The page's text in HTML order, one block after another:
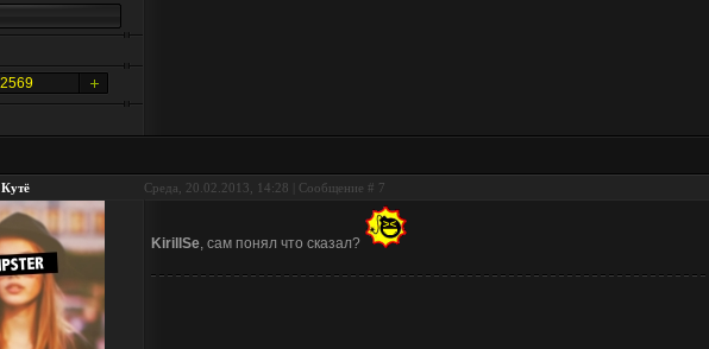
2569
Кутё Среда, 20.02.2013, 14:28 | Сообщение # 7
KirillSe, сам понял что сказал?